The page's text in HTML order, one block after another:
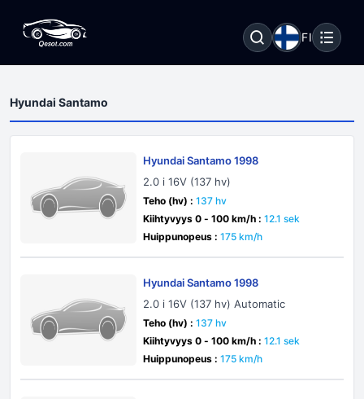
FI
Hyundai Santamo
Hyundai Santamo 1998
2.0 i 16V (137 hv)
Teho (hv) : 137 hv
Kiihtyvyys 0 - 100 km/h : 12.1 sek
Huippunopeus : 175 km/h
Hyundai Santamo 1998
2.0 i 16V (137 hv) Automatic
Teho (hv) : 137 hv
Kiihtyvyys 0 - 100 km/h : 12.1 sek
Huippunopeus : 175 km/h